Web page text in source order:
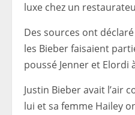
luxe chez un
Des sources ont
les Bieber faisaient
poussé Jenner et Elordi
Justin Bieber avait l’air
lui et sa femme Hailey